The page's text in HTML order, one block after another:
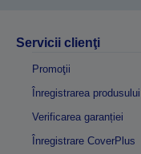
Servicii clienţi
Promoţii
Înregistrarea produsului
Verificarea garanției
Înregistrare CoverPlus